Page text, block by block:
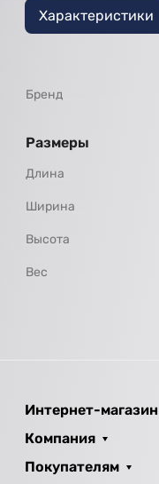
Характеристики
Бренд
Размеры
Длина
Ширина
Высота
Вес
Интернет-магазин
Компания
Покупателям